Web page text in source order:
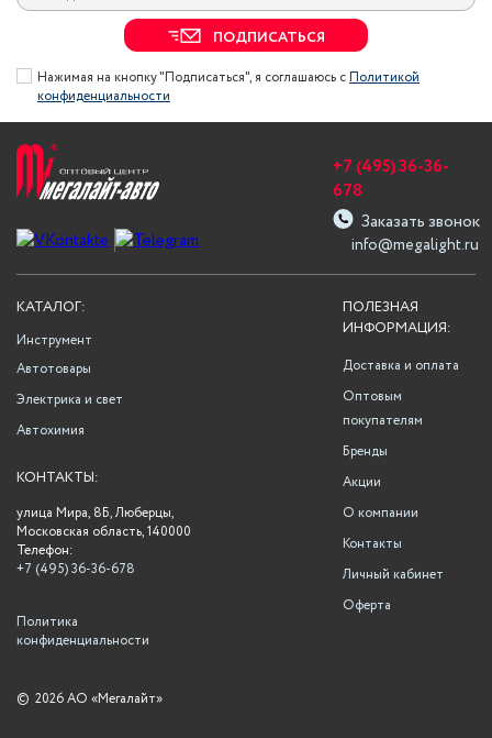
ПОДПИСАТЬСЯ
Нажимая на кнопку "Подписаться", я соглашаюсь сПолитикой
конфиденциальности
info@megalight.ru
+7 (495) 36-36-
678
Заказать звонок
ПОЛЕЗНАЯ
ИНФОРМАЦИЯ:
Доставка и оплата
Оптовым
покупателям
Бренды
Акции
О компании
Контакты
Личный кабинет
Оферта
КАТАЛОГ:
Инструмент
Автотовары
Электрика и свет
Автохимия
КОНТАКТЫ:
улица Мира, 8Б, Люберцы,
Московская область, 140000
Телефон:
+7 (495) 36-36-678
Политика
конфиденциальности
© 2026 АО «Мегалайт»